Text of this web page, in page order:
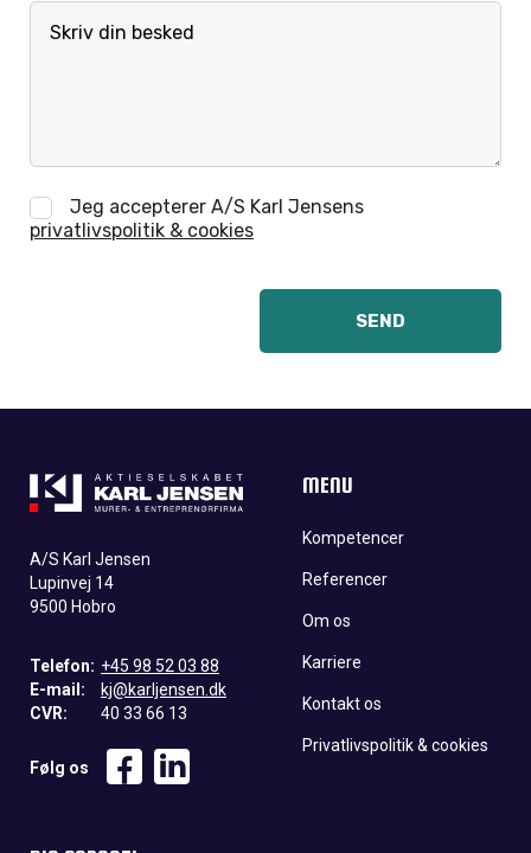
Jeg accepterer A/S Karl Jensens
privatlivspolitik & cookies
A/S Karl Jensen
Lupinvej 14
9500 Hobro
Telefon: +45 98 52 03 88
E-mail:
kj@karljensen.dk
CVR:
40 33 66 13
Følg os
MENU
Kompetencer
Referencer
Om os
Karriere
Kontakt os
Privatlivspolitik & cookies